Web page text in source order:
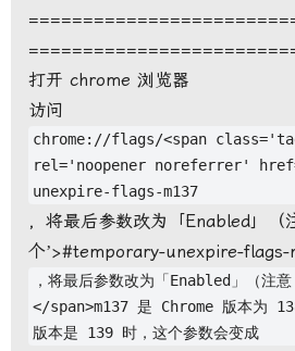
打开 chrome 浏览器
访问
chrome://flags/<span
rel='noopener noreferrer'
unexpire-flags-m137
，将最后参数改为「Enabled」（
个’>#temporary-unexpire-flags-
，将最后参数改为「Enabled」（注
</span>m137 是 Chrome 版本为
版本是 139 时，这个参数会变成